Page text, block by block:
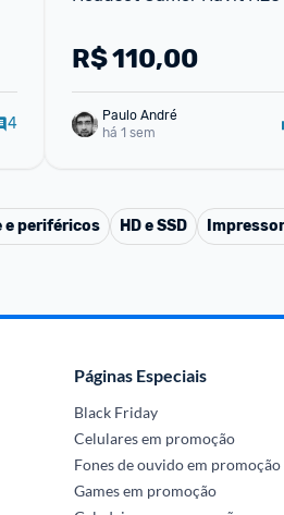
4
R$110,00
Paulo André
há 1 sem
e periféricos HD e SSD
Páginas Especiais
Black Friday
Celulares em promoção
Fones de ouvido em promoção
Games em promoção